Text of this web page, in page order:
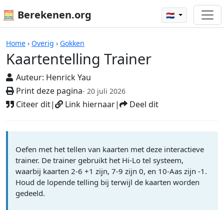
🧮 Berekenen.org 🇳🇱
Home › Overig › Gokken
Kaartentelling Trainer
Auteur: Henrick Yau
Print deze pagina- 20 juli 2026
Citeer dit| Link hiernaar| Deel dit
Rekenmachines
Oefen met het tellen van kaarten met deze interactieve
trainer. De trainer gebruikt het Hi-Lo tel systeem,
waarbij kaarten 2-6 +1 zijn, 7-9 zijn 0, en 10-Aas zijn -1.
Houd de lopende telling bij terwijl de kaarten worden
gedeeld.